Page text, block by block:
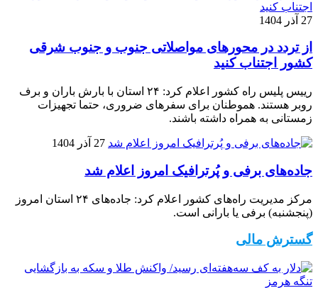
27 آذر 1404
از تردد در محورهای مواصلاتی جنوب و جنوب شرقی
کشور اجتناب کنید
رییس پلیس راه کشور اعلام کرد: ۲۴ استان با بارش باران و برف
روبر هستند. هموطنان برای سفرهای ضروری، حتما تجهیزات
زمستانی به همراه داشته باشند.
27 آذر 1404
جاده‌های برفی و پُرترافیک امروز اعلام شد
مرکز مدیریت راه‌های کشور اعلام کرد: جاده‌های ۲۴ استان امروز
(پنجشنبه) برفی یا بارانی است.
گسترش مالی